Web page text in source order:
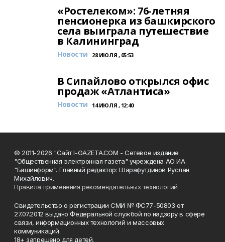
«Ростелеком»: 76-летняя
пенсионерка из башкирского
села выиграла путешествие
в Калининград
Новости 28 ИЮЛЯ , 05:53
В Сипайлово открылся офис
продаж «Атлантиса»
Новости 14 ИЮЛЯ , 12:40
© 2011-2026 "Сайт I-GAZETA.COM - Сетевое издание
"Общественная электронная газета" учреждена АО ИА
"Башинформ". Главный редактор: Шарафутдинов Руслан
Михайлович.
Правила применения рекомендательных технологий
Свидетельство о регистрации СМИ № ФС77-50803 от
27.07.2012 выдано Федеральной службой по надзору в сфере
связи, информационных технологий и массовых
коммуникаций.
18+ запрещено для детей.